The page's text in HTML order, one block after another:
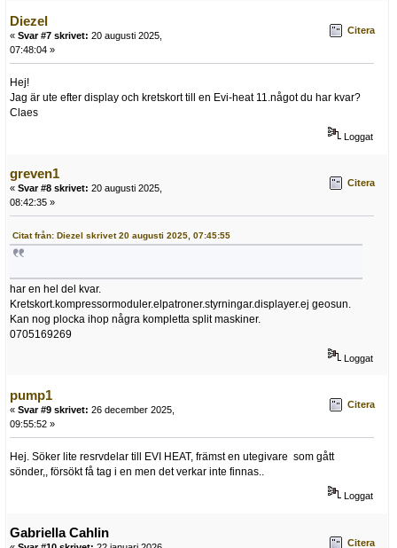
Diezel
« Svar #7 skrivet: 20 augusti 2025,
07:48:04 »
Citera
Hej!
Jag är ute efter display och kretskort till en Evi-heat 11.något du har kvar?
Claes
Loggat
greven1
« Svar #8 skrivet: 20 augusti 2025,
08:42:35 »
Citera
Citat från: Diezel skrivet 20 augusti 2025, 07:45:55
har en hel del kvar.
Kretskort.kompressormoduler.elpatroner.styrningar.displayer.ej geosun.
Kan nog plocka ihop några kompletta split maskiner.
0705169269
Loggat
pump1
« Svar #9 skrivet: 26 december 2025,
09:55:52 »
Citera
Hej. Söker lite resrvdelar till EVI HEAT, främst en utegivare som gått
sönder,, försökt få tag i en men det verkar inte finnas..
Loggat
Gabriella Cahlin
Citera